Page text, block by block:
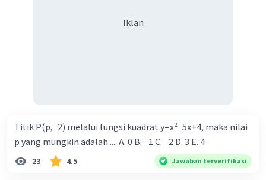
Iklan
Titik P(p,−2) melalui fungsi kuadrat y=x²−5x+4, maka nilai
p yang mungkin adalah .... A. 0 B. −1 C. −2 D. 3 E. 4
23 4.5 Jawaban terverifikasi